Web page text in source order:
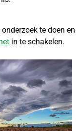
te doen en
in te schakelen.